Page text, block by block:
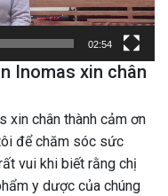
02:54
Inomas xin chân
xin chân thành cảm ơn
để chăm sóc sức
vui khi biết rằng chị
y dược của chúng